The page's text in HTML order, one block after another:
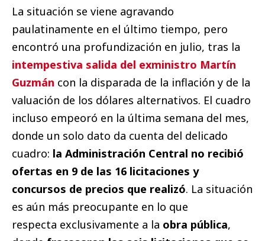
La situación se viene agravando
paulatinamente en el último tiempo, pero
encontró una profundización en julio, tras la
intempestiva salida del exministro Martín
Guzmán con la disparada de la inflación y de la
valuación de los dólares alternativos. El cuadro
incluso empeoró en la última semana del mes,
donde un solo dato da cuenta del delicado
cuadro: la Administración Central no recibió
ofertas en 9 de las 16 licitaciones y
concursos de precios que realizó. La situación
es aún más preocupante en lo que
respecta exclusivamente a la obra pública,